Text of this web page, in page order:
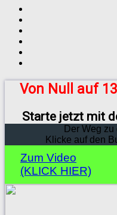
Von Null auf
Starte jetzt mit
Der Weg
Klicke auf den
Zum Video
(KLICK HIER)